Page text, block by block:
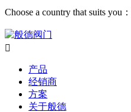
Choose a country that suits you：

产品
经销商
方案
关于般德